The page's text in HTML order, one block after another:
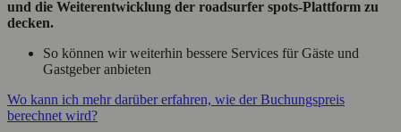
und die Weiterentwicklung der roadsurfer spots-Plattform zu
decken.
So können wir weiterhin bessere Services für Gäste und
Gastgeber anbieten
Wo kann ich mehr darüber erfahren, wie der Buchungspreis
berechnet wird?